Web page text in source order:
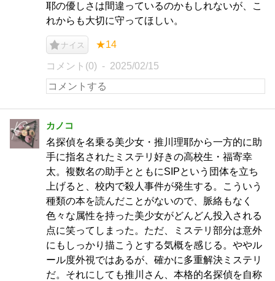
耶の優しさは間違っているのかもしれないが、こ
れからも大切に守ってほしい。
ナイス ★14
コメント(0) 2025/02/15
カノコ
名探偵を名乗る美少女・推川理耶から一方的に助
手に指名されたミステリ好きの高校生・福寄幸
太。複数名の助手とともにSIPという団体を立ち
上げると、校内で殺人事件が発生する。こういう
種類の本を読んだことがないので、脈絡もなく
色々な属性を持った美少女がどんどん投入される
点に笑ってしまった。ただ、ミステリ部分は意外
にもしっかり描こうとする気概を感じる。ややル
ール度外視ではあるが、確かに多重解決ミステリ
だ。それにしても推川さん、本格的名探偵を自称